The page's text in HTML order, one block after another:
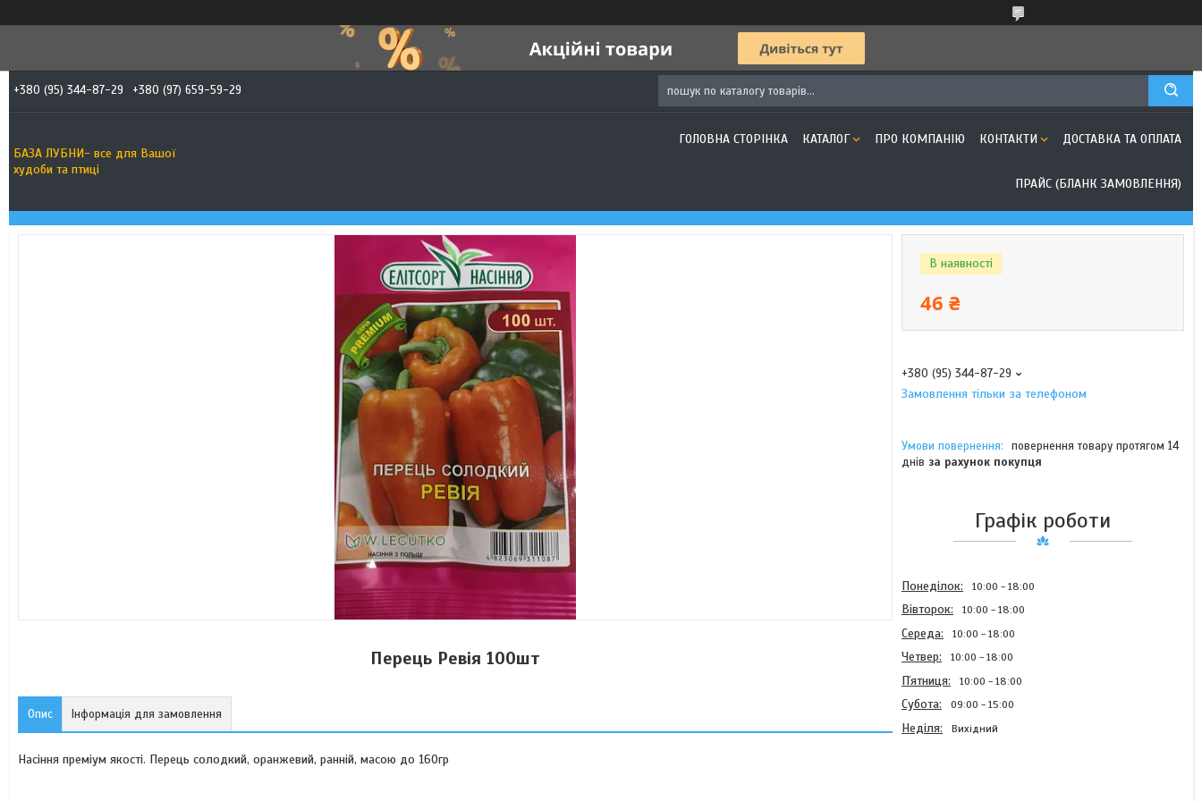
+380 (95) 344-87-29 +380 (97) 659-59-29
БАЗА ЛУБНИ- все для Вашої
худоби та птиці
ГОЛОВНА СТОРІНКА КАТАЛОГ ПРО КОМПАНІЮ КОНТАКТИ ДОСТАВКА ТА ОПЛАТА
ПРАЙС (БЛАНК ЗАМОВЛЕННЯ)
Перець Ревія 100шт
Опис Інформація для замовлення
Насіння преміум якості. Перець солодкий, оранжевий, ранній, масою до 160гр
В наявності
46 ₴
+380 (95) 344-87-29
Замовлення тільки за телефоном
повернення товару протягом 14
днів за рахунок покупця
Графік роботи
Понеділок 10:00 18:00
Вівторок 10:00 18:00
Середа 10:00 18:00
Четвер 10:00 18:00
Пʼятниця 10:00 18:00
Субота 09:00 15:00
Неділя Вихідний